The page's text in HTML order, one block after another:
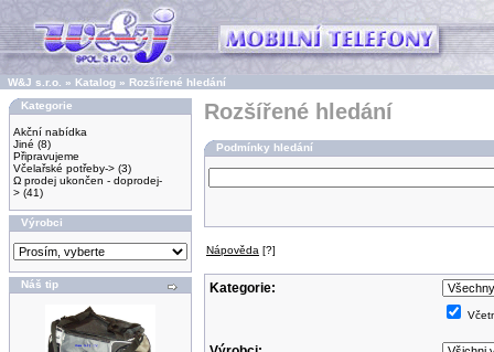
W&J s.r.o. » Katalog » Rozšířené hledání
Kategorie
Akční nabídka
Jiné (8)
Připravujeme
Včelařské potřeby-> (3)
Ω prodej ukončen - doprodej-
> (41)
Výrobci
Náš tip
Rozšířené hledání
Podmínky hledání
Nápověda [?]
Kategorie: